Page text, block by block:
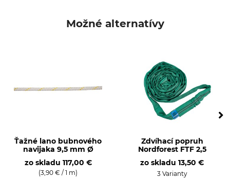
Možné alternatívy
Ťažné lano bubnového
navijaka 9,5 mm Ø
zo skladu 117,00 €
(3,90 € / 1 m)
Zdvíhací popruh
Nordforest FTF 2,5
zo skladu 13,50 €
3 Varianty